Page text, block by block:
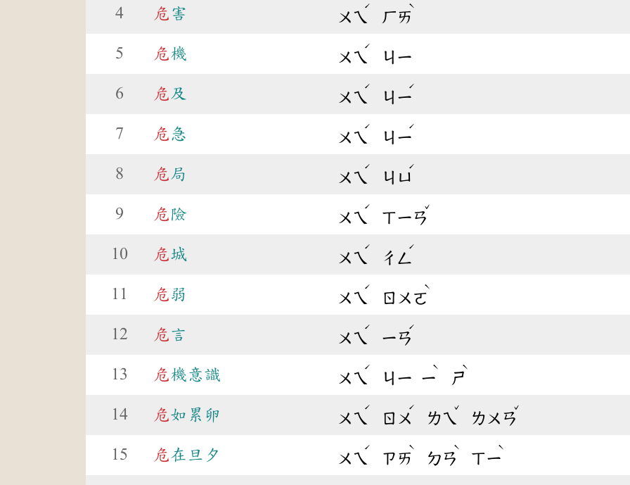
4 危 害 ㄨㄟ
ˊ
ㄏㄞ
ˋ
5 危機 ㄨㄟ
ˊ
ㄐㄧ
6 危 及 ㄨㄟ
ˊ
ㄐㄧ
ˊ
7 危 急 ㄨㄟ
ˊ
ㄐㄧ
ˊ
8 危 局 ㄨㄟ
ˊ
ㄐㄩ
ˊ
9 危險 ㄨㄟ
ˊ
ㄒㄧㄢ
ˇ
10 危城 ㄨㄟ
ˊ
ㄔㄥ
ˊ
11 危弱 ㄨㄟ
ˊ
ㄖㄨㄛ
ˋ
12 危言 ㄨㄟ
ˊ
ㄧㄢ
ˊ
13 危機意識 ㄨㄟ
ˊ
ㄐㄧ ㄧ
ˋ
ㄕ
ˋ
14 危如累卵 ㄨㄟ
ˊ
ㄖㄨ
ˊ
ㄌㄟ
ˇ
ㄌㄨㄢ
ˇ
15 危在旦夕 ㄨㄟ
ˊ
ㄗㄞ
ˋ
ㄉㄢ
ˋ
ㄒㄧ
ˋ